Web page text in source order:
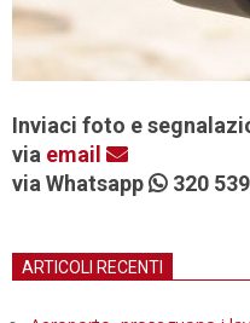
Inviaci foto e
via email
via Whatsapp
320
ARTICOLI RECENTI